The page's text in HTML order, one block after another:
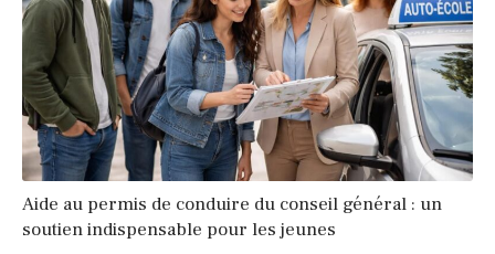
Aide au permis de conduire du conseil général : un
soutien indispensable pour les jeunes